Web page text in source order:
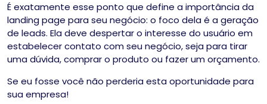
É exatamente esse ponto que define a importância da
landing page para seu negócio: o foco dela é a geração
de leads. Ela deve despertar o interesse do usuário em
estabelecer contato com seu negócio, seja para tirar
uma dúvida, comprar o produto ou fazer um orçamento.
Se eu fosse você não perderia esta oportunidade para
sua empresa!